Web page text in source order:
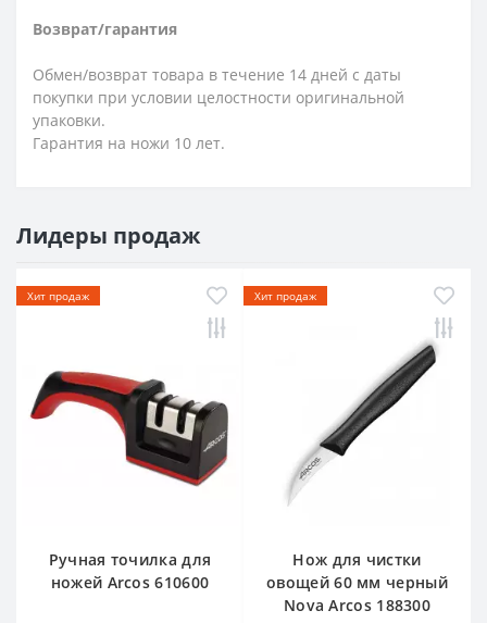
Возврат/гарантия
Обмен/возврат товара в течение 14 дней с даты
покупки при условии целостности оригинальной
упаковки.
Гарантия на ножи 10 лет.
Лидеры продаж
Хит продаж
Ручная точилка для
ножей Arcos 610600
Хит продаж
Нож для чистки
овощей 60 мм черный
Nova Arcos 188300